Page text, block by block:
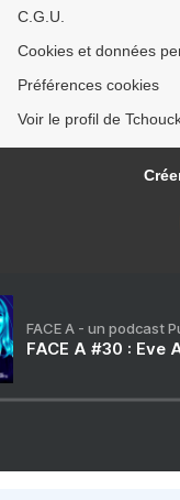
C.G.U.
Cookies et données
Préférences cookies
Voir le profil de
FACE A - un podcast
FACE A #30 :